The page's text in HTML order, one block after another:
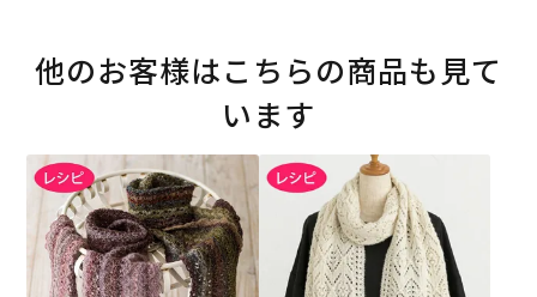
他のお客様はこちらの商品も見て
います